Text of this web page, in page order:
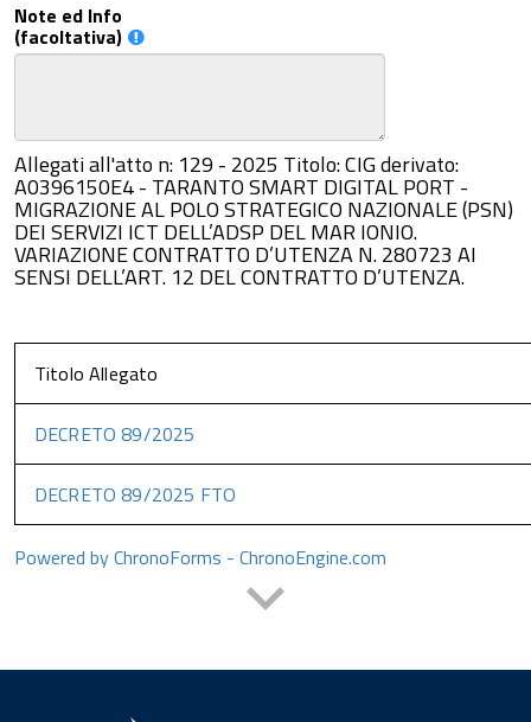
Note ed Info
(facoltativa)
Allegati all'atto n: 129 - 2025 Titolo: CIG derivato:
A0396150E4 - TARANTO SMART DIGITAL PORT -
MIGRAZIONE AL POLO STRATEGICO NAZIONALE (PSN)
DEI SERVIZI ICT DELL’ADSP DEL MAR IONIO.
VARIAZIONE CONTRATTO D’UTENZA N. 280723 AI
SENSI DELL’ART. 12 DEL CONTRATTO D’UTENZA.
Titolo Allegato
DECRETO 89/2025
DECRETO 89/2025 FTO
Powered by ChronoForms - ChronoEngine.com